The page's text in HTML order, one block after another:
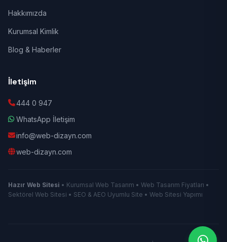
Hakkımızda
Kurumsal Kimlik
Blog & Haberler
İletişim
444 0 947
WhatsApp İletişim
info@web-dizayn.com
web-dizayn.com
Hazır Web Sitesi • Kurumsal Web Tasarım • Web Tasarım Fiyatları •
Sektörel Web Sitesi • SEO & AEO Uyumlu Site • Web Sitesi Yapımı